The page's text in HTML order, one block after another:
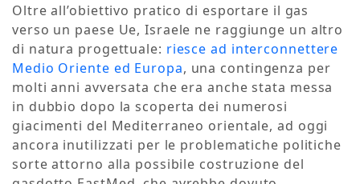
Oltre all’obiettivo pratico di esportare il gas
verso un paese Ue, Israele ne raggiunge un altro
di natura progettuale: riesce ad interconnettere
Medio Oriente ed Europa, una contingenza per
molti anni avversata che era anche stata messa
in dubbio dopo la scoperta dei numerosi
giacimenti del Mediterraneo orientale, ad oggi
ancora inutilizzati per le problematiche politiche
sorte attorno alla possibile costruzione del